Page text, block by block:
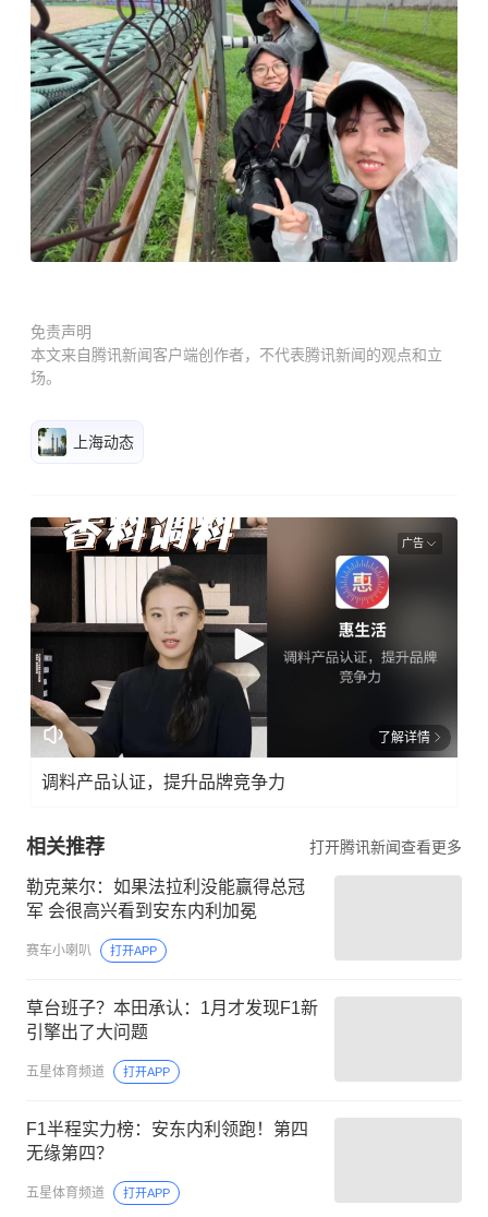
免责声明
本文来自腾讯新闻客户端创作者，不代表腾讯新闻的观点和立
场。
上海动态
广告
了解详情
调料产品认证，提升品牌竞争力
相关推荐 打开腾讯新闻查看更多
勒克莱尔：如果法拉利没能赢得总冠
军 会很高兴看到安东内利加冕
赛车小喇叭 打开APP
草台班子？本田承认：1月才发现F1新
引擎出了大问题
五星体育频道 打开APP
F1半程实力榜：安东内利领跑！第四
无缘第四？
五星体育频道 打开APP